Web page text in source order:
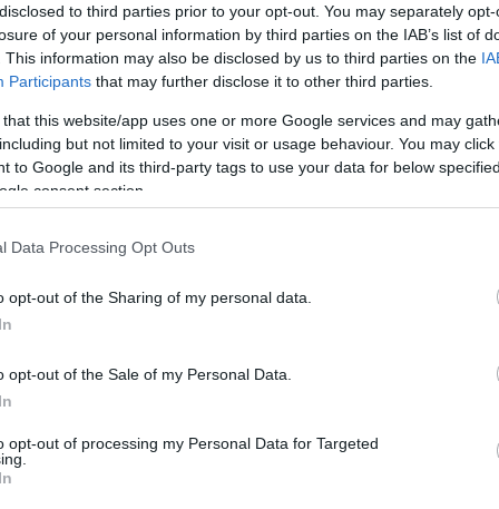
to third parties prior to your opt-out. You may separately
of your personal information by third parties on the IAB’s list of
This information may also be disclosed by us to third parties on the
Participants that may further disclose it to other third parties.
that this website/app uses one or more Google services and may
but not limited to your visit or usage behaviour. You may
to Google and its third-party tags to use your data for below
consent section.
Data Processing Opt Outs
opt-out of the Sharing of my personal data.
opt-out of the Sale of my Personal Data.
opt-out of processing my Personal Data for Targeted
πωλήσεων, μείωση εσόδων
εσόδων για τον Όμιλο Renault σε περιβάλλον
τα έσοδα του Ομίλου ανήλθαν σε 10 δισ. ευρώ (-1,1%) το
πάντα Dacia με μια νότα
νέους ορίζοντες για την Dacia, εντάσσεται στο
German Car of the Year